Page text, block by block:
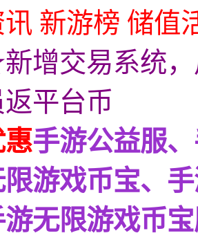
讯 新游榜 储值
增交易系统，
返平台币
手游公益服
限游戏币宝、
游无限游戏币宝